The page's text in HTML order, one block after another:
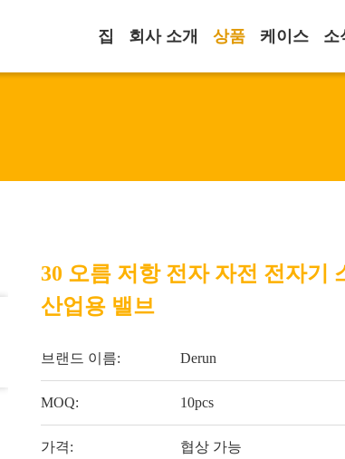
집 회사 소개 상품 케이스 소
30 오름 저항 전자 자전 전자기
산업용 밸브
브랜드 이름: Derun
MOQ: 10pcs
가격: 협상 가능